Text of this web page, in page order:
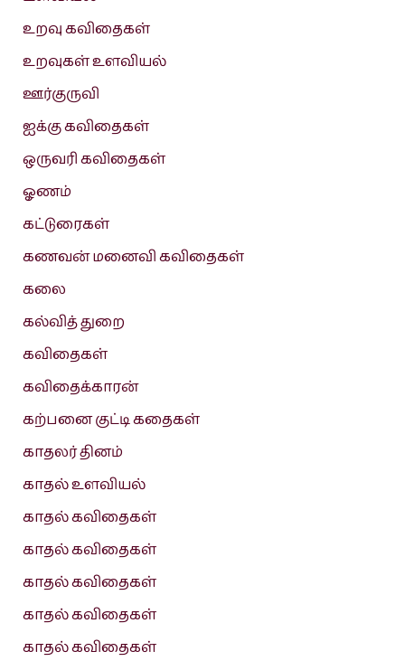
உறவு கவிதைகள்
உறவுகள் உளவியல்
ஊர்குருவி
ஐக்கு கவிதைகள்
ஒருவரி கவிதைகள்
ஓணம்
கட்டுரைகள்
கணவன் மனைவி கவிதைகள்
கலை
கல்வித் துறை
கவிதைகள்
கவிதைக்காரன்
கற்பனை குட்டி கதைகள்
காதலர் தினம்
காதல் உளவியல்
காதல் கவிதைகள்
காதல் கவிதைகள்
காதல் கவிதைகள்
காதல் கவிதைகள்
காதல் கவிதைகள்